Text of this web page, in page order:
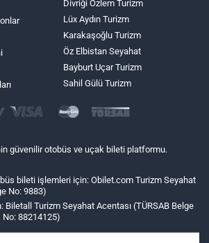
Divriği Özlem Turizm
Lüx Aydın Turizm
Karakaşoğlu Turizm
Öz Elbistan Seyahat
Bayburt Uçar Turizm
Sahil Gülü Turizm
güvenilir otobüs ve uçak bileti platformu.
bileti işlemleri için: Obilet.com Turizm Seyahat
No: 9883)
Turizm Seyahat Acentası (TÜRSAB Belge
No: 88214125)